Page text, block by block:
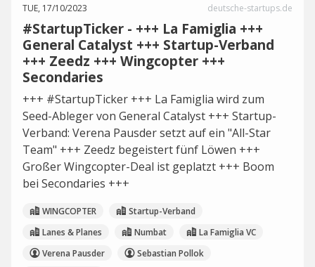
TUE, 17/10/2023 deutsche-startups.de
#StartupTicker - +++ La Famiglia +++
General Catalyst +++ Startup-Verband
+++ Zeedz +++ Wingcopter +++
Secondaries
+++ #StartupTicker +++ La Famiglia wird zum
Seed-Ableger von General Catalyst +++ Startup-
Verband: Verena Pausder setzt auf ein "All-Star
Team" +++ Zeedz begeistert fünf Löwen +++
Großer Wingcopter-Deal ist geplatzt +++ Boom
bei Secondaries +++
WINGCOPTER
Startup-Verband
Lanes & Planes
Numbat
La Famiglia VC
Verena Pausder
Sebastian Pollok